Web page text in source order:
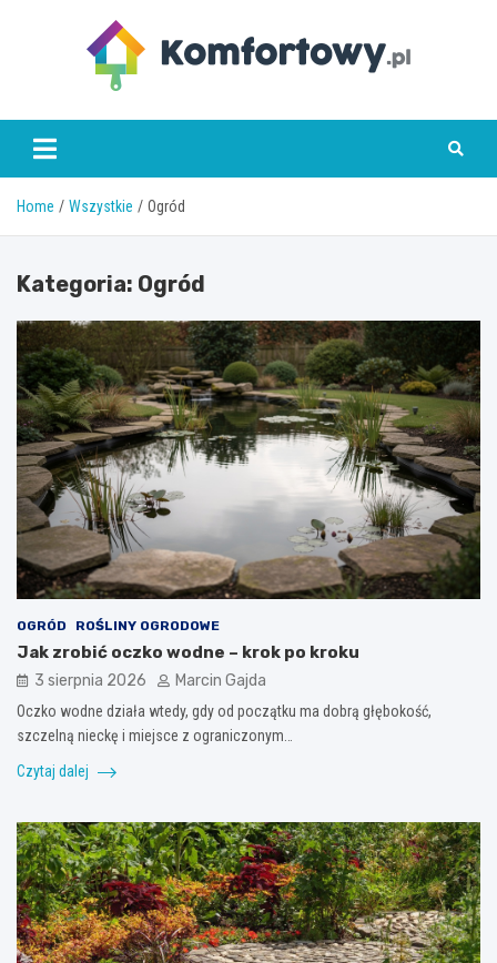
komfortowy.pl
Home Wszystkie Ogród
Kategoria: Ogród
OGRÓD ROŚLINY OGRODOWE
Jak zrobić oczko wodne – krok po kroku
3 sierpnia 2026 Marcin Gajda
Oczko wodne działa wtedy, gdy od początku ma dobrą głębokość,
szczelną nieckę i miejsce z ograniczonym…
Czytaj dalej